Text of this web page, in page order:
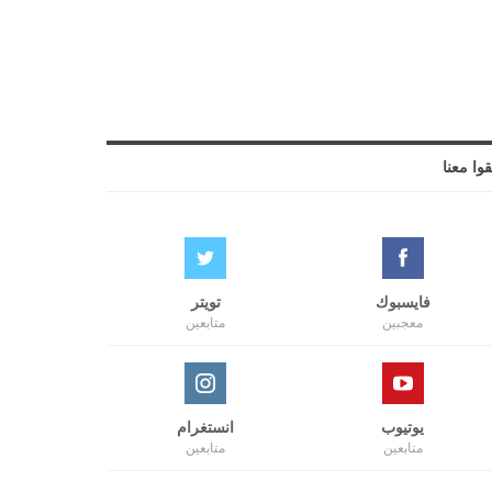
معنا
فايسبوك
معجبين
تويتر
متابعين
يوتيوب
متابعين
انستغرام
متابعين